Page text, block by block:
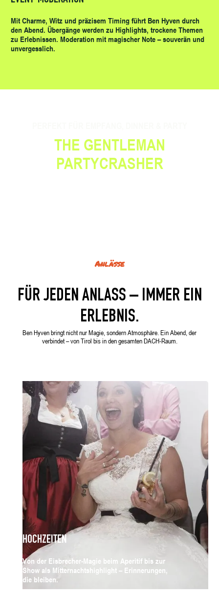
Mit Charme, Witz und präzisem Timing führt Ben Hyven durch
den Abend. Übergänge werden zu Highlights, trockene Themen
zu Erlebnissen. Moderation mit magischer Note – souverän und
unvergesslich.
THE GENTLEMAN
PARTYCRASHER
Anlässe
FÜR JEDEN ANLASS – IMMER EIN
ERLEBNIS.
Ben Hyven bringt nicht nur Magie, sondern Atmosphäre. Ein Abend, der
verbindet – von Tirol bis in den gesamten DACH-Raum.
HOCHZEITEN
Von der Eisbrecher-Magie beim Aperitif bis zur
Show als Mitternachtshighlight – Erinnerungen,
die bleiben.